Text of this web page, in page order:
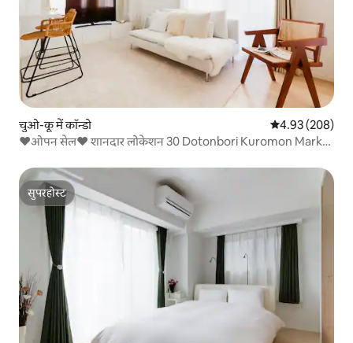
चुओ-कू में कॉन्डो औसत रेटिंग 5 में से
4.93 (208)
❤️ओपन सेल❤️ शानदार लोकेशन 30 Dotonbori Kuromon Market
सुपरहोस्ट
सुपरहोस्ट